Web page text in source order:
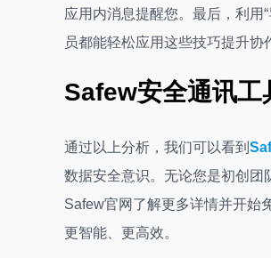
应用内消息提醒您。最后，利用
员都能轻松应用这些技巧提升协
Safew安全通讯工
通过以上分析，我们可以看到
数据安全意识。无论您是初创团
Safew官网了解更多详情并开始
更智能、更高效。